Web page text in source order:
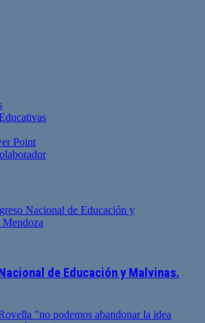
Point
de Educación y Malvinas.